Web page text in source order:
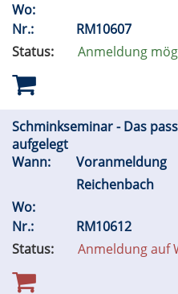
Wo:
Nr.:
RM10607
Status:
Anmeldung
Schminkseminar - Das
aufgelegt
Wann:
Voranmeldung
Reichenbach
Wo:
Nr.:
RM10612
Status:
Anmeldung auf